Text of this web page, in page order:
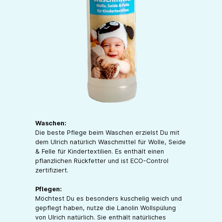
Waschen:
Die beste Pflege beim Waschen erzielst Du mit
dem Ulrich natürlich Waschmittel für Wolle, Seide
& Felle für Kindertextilien. Es enthält einen
pflanzlichen Rückfetter und ist ECO-Control
zertifiziert.
Pflegen:
Möchtest Du es besonders kuschelig weich und
gepflegt haben, nutze die Lanolin Wollspülung
von Ulrich natürlich. Sie enthält natürliches